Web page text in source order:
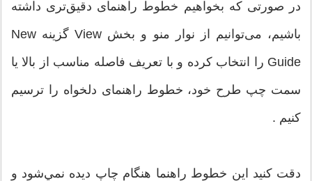
در صورتی که بخواهیم خطوط راهنمای دقیق‌تری داشته
باشیم، می‌توانیم از نوار منو و بخش View گزینه New
Guide را انتخاب كرده و با تعریف فاصله مناسب از بالا یا
سمت چپ طرح خود، خطوط راهنمای دلخواه را ترسیم
کنیم .
دقت كنید این خطوط راهنما هنگام چاپ دیده نمي‌شود و